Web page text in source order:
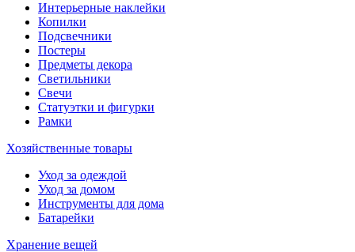
Интерьерные наклейки
Копилки
Подсвечники
Постеры
Предметы декора
Светильники
Свечи
Статуэтки и фигурки
Рамки
Хозяйственные товары
Уход за одеждой
Уход за домом
Инструменты для дома
Батарейки
Хранение вещей